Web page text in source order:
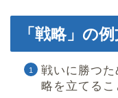
「戦略」の
戦いに勝つ
略を立てるこ